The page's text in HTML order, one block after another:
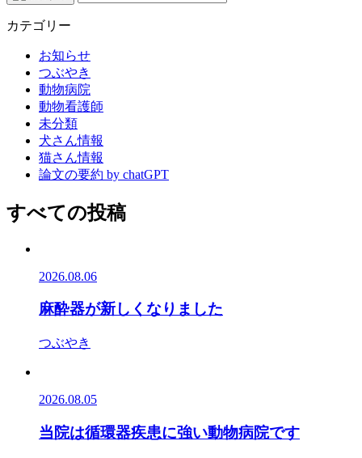
カテゴリー
お知らせ
つぶやき
動物病院
動物看護師
未分類
犬さん情報
猫さん情報
論文の要約 by chatGPT
すべての投稿
2026.08.06
麻酔器が新しくなりました
つぶやき
2026.08.05
当院は循環器疾患に強い動物病院です